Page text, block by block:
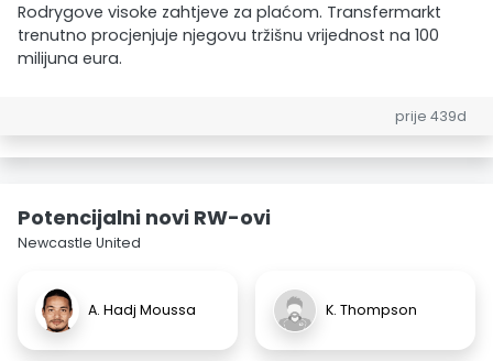
Rodrygove visoke zahtjeve za plaćom. Transfermarkt
trenutno procjenjuje njegovu tržišnu vrijednost na 100
milijuna eura.
prije 439d
Potencijalni novi RW-ovi
Newcastle United
A. Hadj Moussa K. Thompson